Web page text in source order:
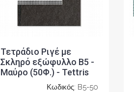
Τετράδιο Ριγέ με
Σκληρό εξώφυλλο Β5 -
Μαύρο (50Φ.) - Tettris
Κωδικός: B5-50